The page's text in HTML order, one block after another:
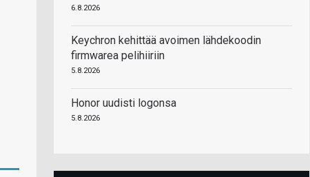
6.8.2026
Keychron kehittää avoimen lähdekoodin
firmwarea pelihiiriin
5.8.2026
Honor uudisti logonsa
5.8.2026